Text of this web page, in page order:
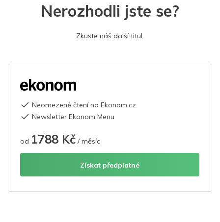
Nerozhodli jste se?
Zkuste náš další titul.
Neomezené čtení na Ekonom.cz
Newsletter Ekonom Menu
od 1788 Kč / měsíc
Získat předplatné